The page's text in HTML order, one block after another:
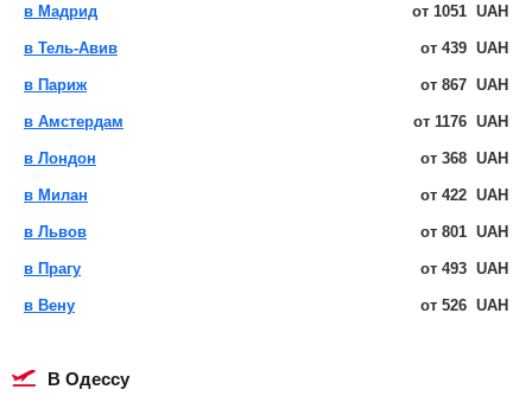
в Мадрид от 1051 UAH
в Тель-Авив от 439 UAH
в Париж от 867 UAH
в Амстердам от 1176 UAH
в Лондон от 368 UAH
в Милан от 422 UAH
в Львов от 801 UAH
в Прагу от 493 UAH
в Вену от 526 UAH
в Одессу